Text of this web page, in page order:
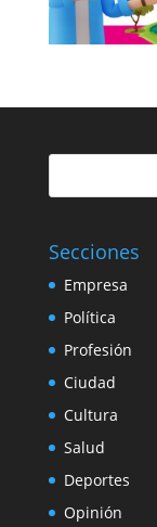
Secciones
Empresa
Política
Profesión
Ciudad
Cultura
Salud
Deportes
Opinión